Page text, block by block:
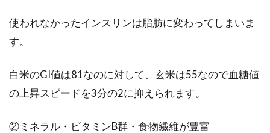
米・玄米を食事に取り入れている人も多いので
使われなかったインスリンは脂肪に変わってしまいま
す。
白米のGI値は81なのに対して、玄米は55なので血糖値
の上昇スピードを3分の2に抑えられます。
②ミネラル・ビタミンB群・食物繊維が豊富